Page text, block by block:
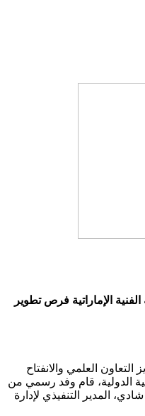
الإماراتية فرص تطوير
العلمي والانفتاح
الدولية، قام وفد رسمي من
المدير التنفيذي لإدارة